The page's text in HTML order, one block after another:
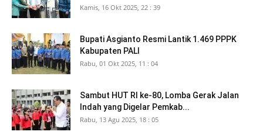
Kamis, 16 Okt 2025, 22 : 39
Bupati Asgianto Resmi Lantik 1.469 PPPK
Kabupaten PALI
Rabu, 01 Okt 2025, 11 : 04
Sambut HUT RI ke-80, Lomba Gerak Jalan
Indah yang Digelar Pemkab...
Rabu, 13 Agu 2025, 18 : 05